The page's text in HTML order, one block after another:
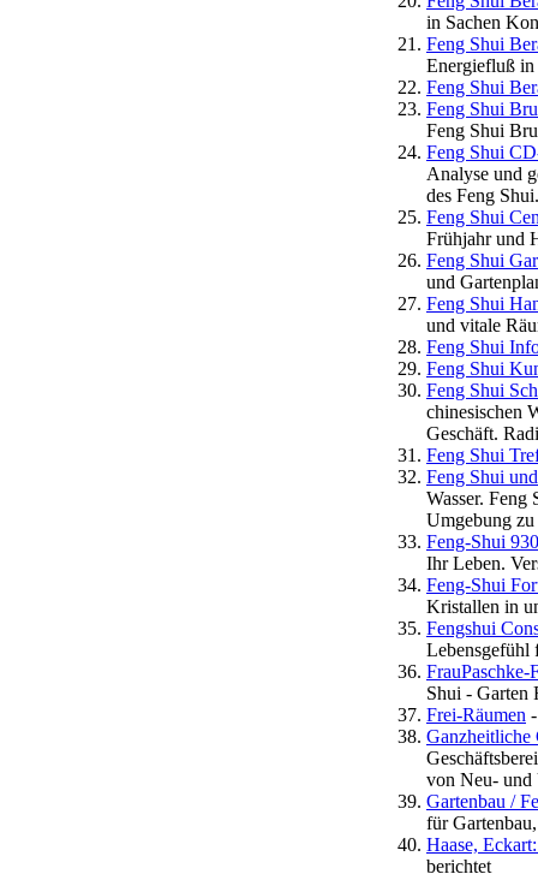
in Sachen
Feng Shui
Energiefluß in
Feng Shui
Feng Shui
Feng Shui
Feng Shui
Analyse und
des Feng Shui.
Feng Shui
Frühjahr und
Feng Shui
und
Feng Shui
und vitale
Feng Shui
Feng Shui
Feng Shui
chinesischen
Geschäft.
Feng Shui
Feng Shui
Wasser. Feng
Umgebung zu
Feng-Shui
Ihr Leben.
Feng-Shui
Kristallen in
Fengshui
Lebensgefühl
Shui - Garten
Frei-Räumen
von Neu- und
Gartenbau /
für
Haase,
berichtet